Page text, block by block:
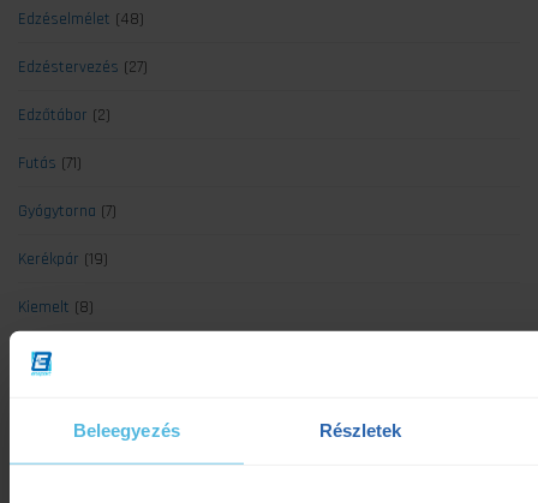
Beleegyezés Részletek
Edzéselmélet (48)
Edzéstervezés (27)
Edzőtábor (2)
Futás (71)
Gyógytorna (7)
Kerékpár (19)
Kiemelt (8)
Koronavírus